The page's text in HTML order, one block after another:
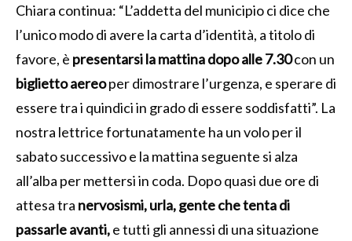
Chiara continua: “L’addetta del municipio ci dice che
l’unico modo di avere la carta d’identità, a titolo di
favore, è presentarsi la mattina dopo alle 7.30con un
biglietto aereoper dimostrare l’urgenza, e sperare di
essere tra i quindici in grado di essere soddisfatti”. La
nostra lettrice fortunatamente ha un volo per il
sabato successivo e la mattina seguente si alza
all’alba per mettersi in coda. Dopo quasi due ore di
attesa tra nervosismi, urla, gente che tenta di
passarle avanti,e tutti gli annessi di una situazione